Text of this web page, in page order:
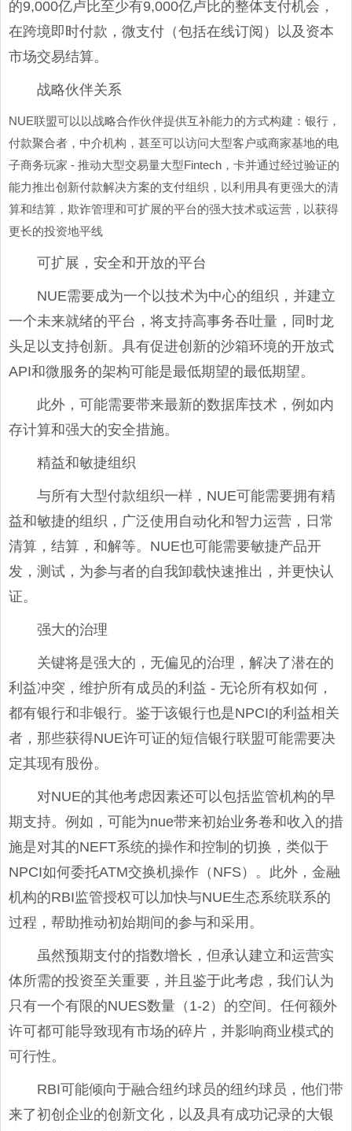
的9,000亿卢比至少有9,000亿卢比的整体支付机会，
在跨境即时付款，微支付（包括在线订阅）以及资本
市场交易结算。
战略伙伴关系
NUE联盟可以以战略合作伙伴提供互补能力的方式构建：银行，
付款聚合者，中介机构，甚至可以访问大型客户或商家基地的电
子商务玩家 - 推动大型交易量大型Fintech，卡并通过经过验证的
能力推出创新付款解决方案的支付组织，以利用具有更强大的清
算和结算，欺诈管理和可扩展的平台的强大技术或运营，以获得
更长的投资地平线
可扩展，安全和开放的平台
NUE需要成为一个以技术为中心的组织，并建立
一个未来就绪的平台，将支持高事务吞吐量，同时龙
头足以支持创新。具有促进创新的沙箱环境的开放式
API和微服务的架构可能是最低期望的最低期望。
此外，可能需要带来最新的数据库技术，例如内
存计算和强大的安全措施。
精益和敏捷组织
与所有大型付款组织一样，NUE可能需要拥有精
益和敏捷的组织，广泛使用自动化和智力运营，日常
清算，结算，和解等。NUE也可能需要敏捷产品开
发，测试，为参与者的自我卸载快速推出，并更快认
证。
强大的治理
关键将是强大的，无偏见的治理，解决了潜在的
利益冲突，维护所有成员的利益 - 无论所有权如何，
都有银行和非银行。鉴于该银行也是NPCI的利益相关
者，那些获得NUE许可证的短信银行联盟可能需要决
定其现有股份。
对NUE的其他考虑因素还可以包括监管机构的早
期支持。例如，可能为nue带来初始业务卷和收入的措
施是对其的NEFT系统的操作和控制的切换，类似于
NPCI如何委托ATM交换机操作（NFS）。此外，金融
机构的RBI监管授权可以加快与NUE生态系统联系的
过程，帮助推动初始期间的参与和采用。
虽然预期支付的指数增长，但承认建立和运营实
体所需的投资至关重要，并且鉴于此考虑，我们认为
只有一个有限的NUES数量（1-2）的空间。任何额外
许可都可能导致现有市场的碎片，并影响商业模式的
可行性。
RBI可能倾向于融合纽约球员的纽约球员，他们带
来了初创企业的创新文化，以及具有成功记录的大银